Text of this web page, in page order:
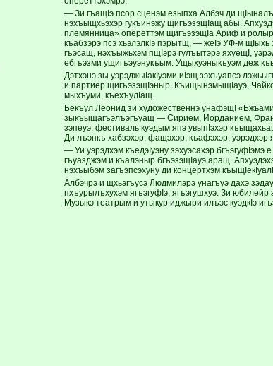
— Зи гъащIэ псор сценэм езыпха Албэч ди
нэхъыщхьэхэр гукъинэжу щигъэзэщIащ абы.
племянница» опереттэм щигъэзэщIа Ариф и
къабзэрэ псэ хьэлэлкIэ пэрытщ, — жеIэ УФ-м
гъэсащ, нэхъыжьхэм пщIэрэ гулъытэрэ яхуещI,
ебгъэзми ущигъэуэнукъым. Ущыхуэныкъуэм деж
Дэтхэнэ зы уэрэджыIакIуэми иIэщ зэхъуапсэ
и партиер щигъэзэщIэныр. КъищынэмыщIауэ,
мыхъуми, къехъулIащ.
Бекъул Леонид зи художественнэ унафэщI
зыкъыщагъэлъэгъуащ — Сирием, Иорданием,
зэпеуэ, фестиваль куэдым япэ увыпIэхэр
Ди лъэпкъ хабзэхэр, фащэхэр, къафэхэр,
— Уи уэрэдхэм къедэIуэну зэхуэсахэр бгъэгуфIэмэ
гъуазджэм и къалэныр бгъэзэщIауэ аращ.
нэхъыбэм загъэпсэхуну ди концертхэм
Албэчрэ и щхьэгъусэ Людмилэрэ унагъуэ дахэ
пхъурылъхухэм ягъэгуфIэ, ягъэгушхуэ. Зи
Музыкэ театрым и утыкур иджыри илъэс куэдкIэ